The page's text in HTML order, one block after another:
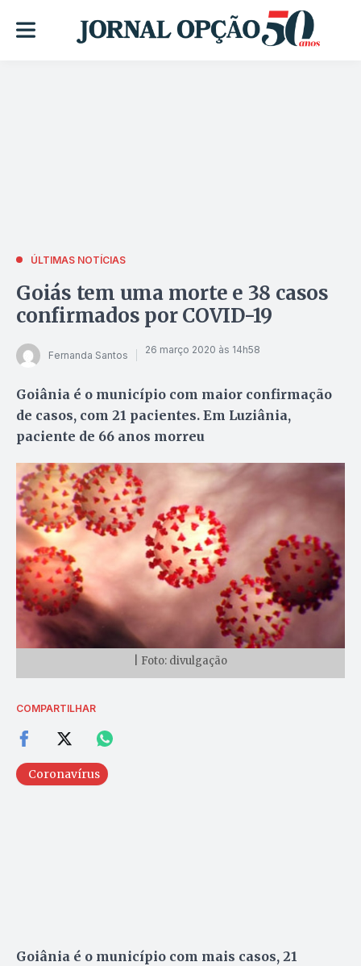
ÚLTIMAS NOTÍCIAS
Goiás tem uma morte e 38 casos
confirmados por COVID-19
Fernanda Santos 26 março 2020 às 14h58
Goiânia é o município com maior confirmação
de casos, com 21 pacientes. Em Luziânia,
paciente de 66 anos morreu
| Foto: divulgação
COMPARTILHAR
Coronavírus
Goiânia é o município com mais casos, 21